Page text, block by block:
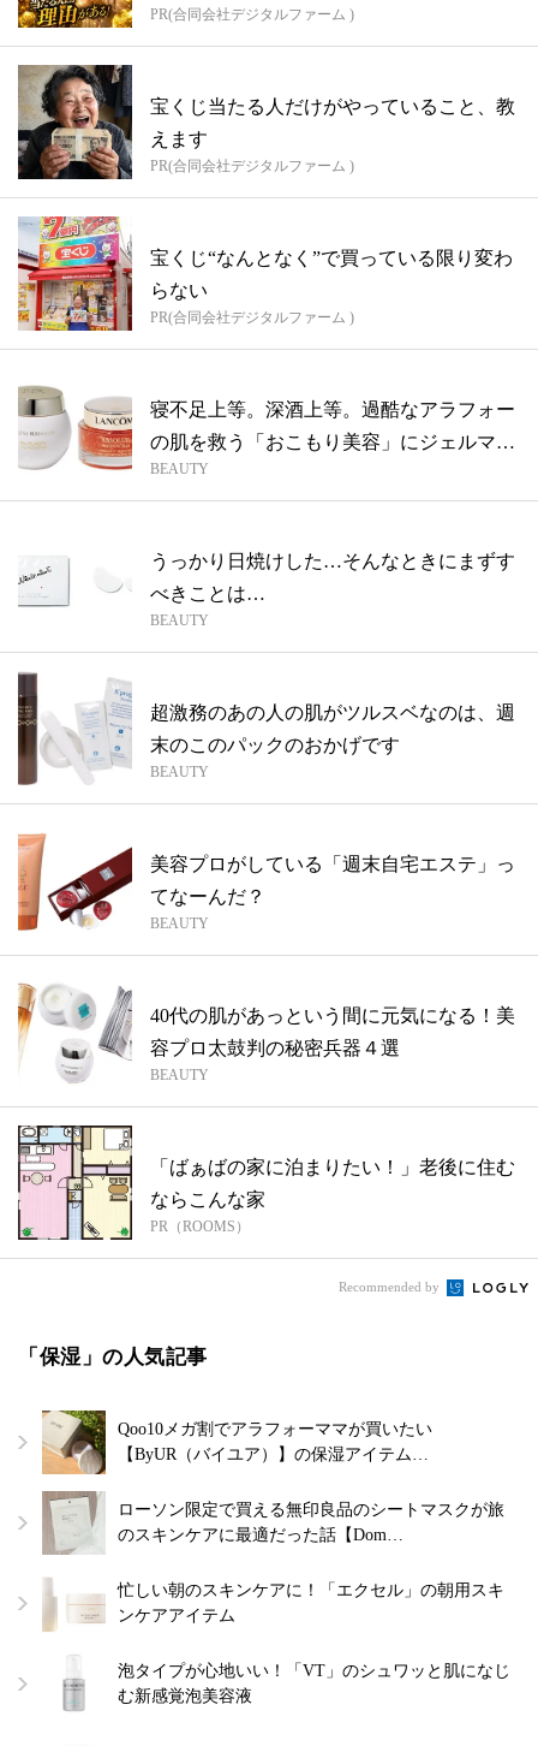
PR(合同会社デジタルファーム )
宝くじ当たる人だけがやっていること、教
えます
PR(合同会社デジタルファーム )
宝くじ“なんとなく”で買っている限り変わ
らない
PR(合同会社デジタルファーム )
寝不足上等。深酒上等。過酷なアラフォー
の肌を救う「おこもり美容」にジェルマス
ク
BEAUTY
うっかり日焼けした…そんなときにまずす
べきことは…
BEAUTY
超激務のあの人の肌がツルスベなのは、週
末のこのパックのおかげです
BEAUTY
美容プロがしている「週末自宅エステ」っ
てなーんだ？
BEAUTY
40代の肌があっという間に元気になる！美
容プロ太鼓判の秘密兵器４選
BEAUTY
「ばぁばの家に泊まりたい！」老後に住む
ならこんな家
PR（ROOMS）
Recommended by
「保湿」の人気記事
Qoo10メガ割でアラフォーママが買いたい
【ByUR（バイユア）】の保湿アイテム…
ローソン限定で買える無印良品のシートマスクが旅
のスキンケアに最適だった話【Dom…
忙しい朝のスキンケアに！「エクセル」の朝用スキ
ンケアアイテム
泡タイプが心地いい！「VT」のシュワッと肌になじ
む新感覚泡美容液